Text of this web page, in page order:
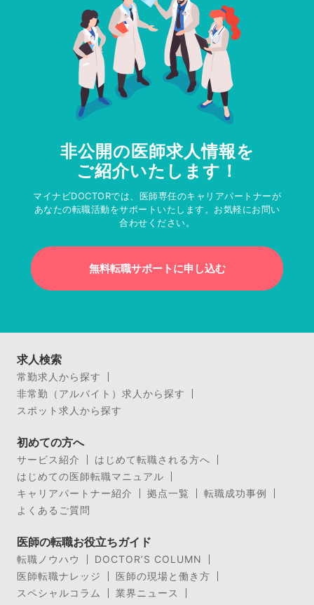
非公開の医師求人情報を
ご紹介いたします！
マイナビDOCTORでは、医師専任のキャリアパートナーが
あなたの転職活動をサポートいたします。お気軽にお問い
合わせください。
無料転職サポートに申し込む
求人検索
常勤求人から探す
非常勤（アルバイト）求人から探す
スポット求人から探す
初めての方へ
サービス紹介
はじめて転職される方へ
はじめての医師転職マニュアル
キャリアパートナー紹介
拠点一覧
転職成功事例
よくあるご質問
医師の転職お役立ちガイド
転職ノウハウ
DOCTOR’S COLUMN
医師転職ナレッジ
医師の現場と働き方
スペシャルコラム
業界ニュース